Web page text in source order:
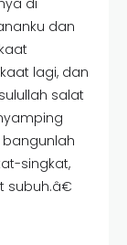
di
dan
lagi, dan
salat
bangunlah
singkat,